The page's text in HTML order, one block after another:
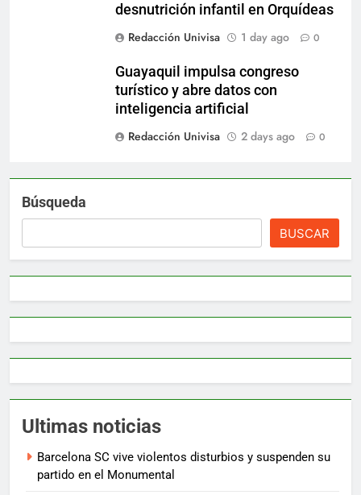
desnutrición infantil en Orquídeas
Redacción Univisa
1 day ago 0
Guayaquil impulsa congreso
turístico y abre datos con
inteligencia artificial
Redacción Univisa
2 days ago 0
Búsqueda
BUSCAR
Ultimas noticias
Barcelona SC vive violentos disturbios y suspenden su
partido en el Monumental